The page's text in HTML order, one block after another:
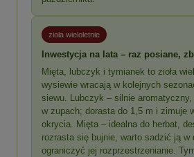
zioła wieloletnie
Inwestycja na lata – raz posiane,
Mięta, lubczyk i tymianek to zioła
wysiewie wracają w kolejnych
siewu. Lubczyk – silnie
w zupach; dorasta do 1,5 m i zimuje
okrycia. Mięta – idealna do herbat,
rozrasta się bujnie, warto sadzić ją w
ograniczyć jej rozprzestrzenianie.